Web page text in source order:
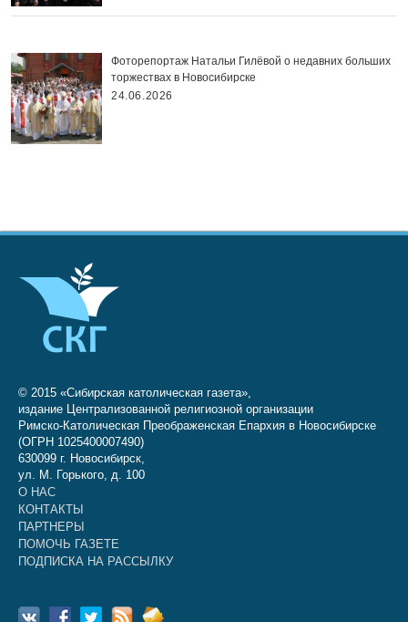
Фоторепортаж Натальи Гилёвой о недавних больших
торжествах в Новосибирске
24.06.2026
© 2015 «Сибирская католическая газета»,
издание Централизованной религиозной организации
Римско-Католическая Преображенская Епархия в Новосибирске
(ОГРН 1025400007490)
630099 г. Новосибирск,
ул. М. Горького, д. 100
О НАС
КОНТАКТЫ
ПАРТНЕРЫ
ПОМОЧЬ ГАЗЕТЕ
ПОДПИСКА НА РАССЫЛКУ